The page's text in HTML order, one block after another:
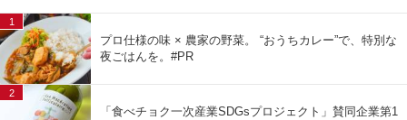
プロ仕様の味 × 農家の野菜。 “おうちカレー”で、特別な
夜ごはんを。#PR
1
「食べチョク一次産業SDGsプロジェクト」賛同企業第1
2